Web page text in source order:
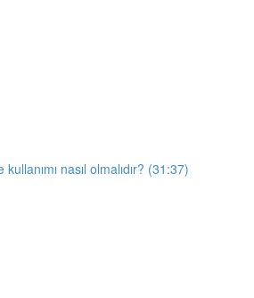
nasıl olmalıdır? (31:37)